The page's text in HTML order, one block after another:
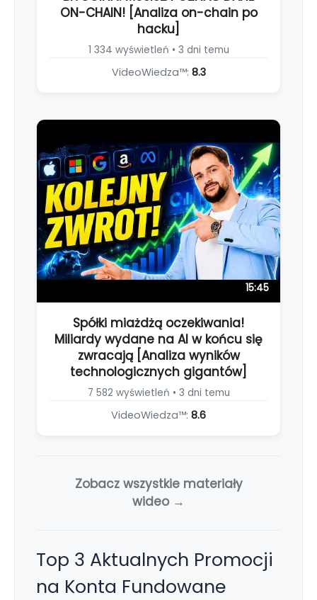
ON-CHAIN! [Analiza on-chain po
hacku]
1 334 wyświetleń • 3 dni temu
VideoWiedza™: 8.3
15:45
Spółki miażdżą oczekiwania!
Miliardy wydane na AI w końcu się
zwracają [Analiza wyników
technologicznych gigantów]
7 582 wyświetleń • 3 dni temu
VideoWiedza™: 8.6
Zobacz wszystkie materiały
wideo →
Top 3 Aktualnych Promocji
na Konta Fundowane